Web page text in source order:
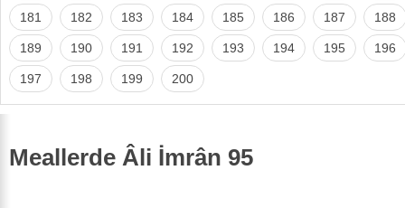
181 182 183 184 185 186 187 188
189 190 191 192 193 194 195 196
197 198 199 200
Meallerde Âli İmrân 95